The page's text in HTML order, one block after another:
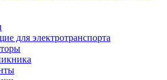
для электротранспорта